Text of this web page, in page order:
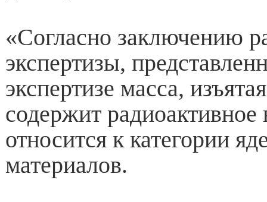
«Согласно заключению
экспертизы,
экспертизе масса,
содержит
относится к категории
материалов.